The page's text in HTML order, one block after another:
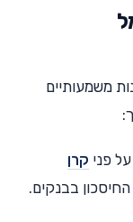
משמעותיים
על פני קרן
החיסכון בבנקים.